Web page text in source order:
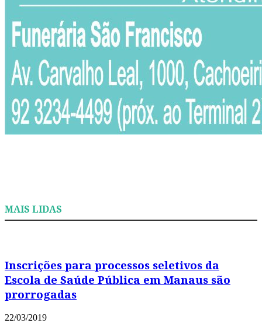
MAIS LIDAS
Inscrições para processos seletivos da
Escola de Saúde Pública em Manaus são
prorrogadas
22/03/2019